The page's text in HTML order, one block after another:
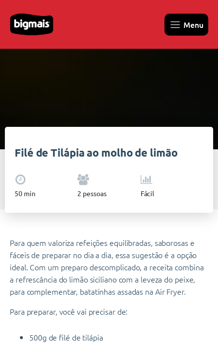
Menu
Filé de Tilápia ao molho de limão
50min 2 pessoas Fácil
Bigmais• Pescados•Filé de Tilápia ao molho de limão
Para quem valoriza refeições equilibradas, saborosas e
fáceis de preparar no dia a dia, essa sugestão é a opção
ideal. Com um preparo descomplicado, a receita combina
a refrescância do limão siciliano com a leveza do peixe,
para complementar, batatinhas assadas na Air Fryer.
Para preparar, você vai precisar de:
500g de filé de tilápia